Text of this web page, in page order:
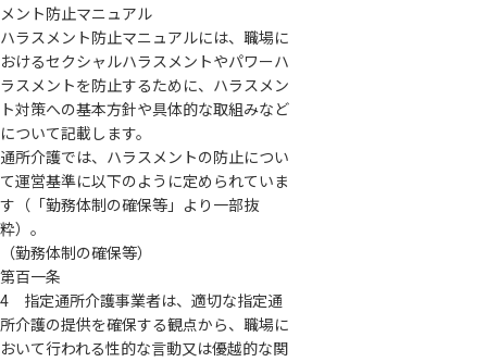
メント防止マニュアル
ハラスメント防止マニュアルには、職場に
おけるセクシャルハラスメントやパワーハ
ラスメントを防止するために、ハラスメン
ト対策への基本方針や具体的な取組みなど
について記載します。
通所介護では、ハラスメントの防止につい
て運営基準に以下のように定められていま
す（「勤務体制の確保等」より一部抜
粋）。
（勤務体制の確保等）
第百一条
4 指定通所介護事業者は、適切な指定通
所介護の提供を確保する観点から、職場に
おいて行われる性的な言動又は優越的な関